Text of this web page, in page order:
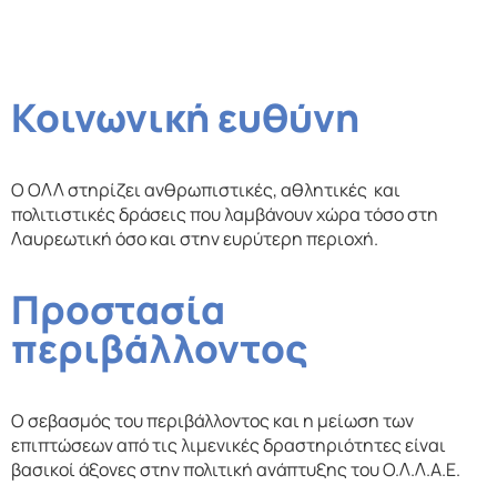
Κοινωνική ευθύνη
Ο ΟΛΛ στηρίζει ανθρωπιστικές, αθλητικές και
πολιτιστικές δράσεις που λαμβάνουν χώρα τόσο στη
Λαυρεωτική όσο και στην ευρύτερη περιοχή.
Προστασία
περιβάλλοντος
Ο σεβασμός του περιβάλλοντος και η μείωση των
επιπτώσεων από τις λιμενικές δραστηριότητες είναι
βασικοί άξονες στην πολιτική ανάπτυξης του Ο.Λ.Λ.Α.Ε.